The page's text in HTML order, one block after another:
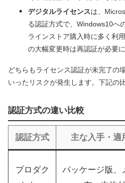
デジタルライセンスは、
る認証方式で、Windows10へ
ラインストア購入時に多く利
の大幅変更時は再認証が必要
どちらもライセンス認証が未完了の
いったリスクが発生します。下記の
認証方式の違い比較
認証方式 主な入手・適
プロダク
パッケージ版、